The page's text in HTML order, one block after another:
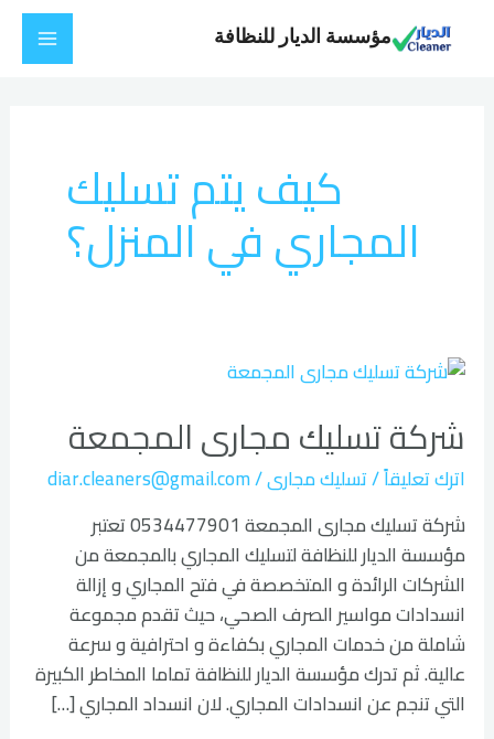
مؤسسة الديار للنظافة
Main
كيف يتم تسليك
المجاري في المنزل؟
شركة تسليك مجارى المجمعة
اترك تعليقاً/تسليك مجارى/
diar.cleaners@gmail.com
شركة تسليك مجارى المجمعة 0534477901 تعتبر
مؤسسة الديار للنظافة لتسليك المجاري بالمجمعة من
الشركات الرائدة و المتخصصة في فتح المجاري و إزالة
انسدادات مواسير الصرف الصحي، حيث تقدم مجموعة
شاملة من خدمات المجاري بكفاءة و احترافية و سرعة
عالية. ثم تدرك مؤسسة الديار للنظافة تماما المخاطر الكبيرة
التي تنجم عن انسدادات المجاري. لان انسداد المجاري […]
شركة
مجارى
المجمعة